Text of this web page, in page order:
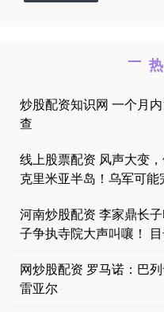
炒股配资知识网 一个月
查
线上股票配资 风声大变
克里米亚半岛！乌军可能
河南炒股配资 李家鼎长
子争执寺院大声叫嚷！
网炒股配资 罗马诺：巴
雷亚尔